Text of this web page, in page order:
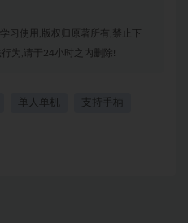
习使用,版权归原著所有,禁止下
为,请于24小时之内删除!
单人单机 支持手柄